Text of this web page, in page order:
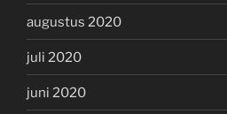
augustus 2020
juli 2020
juni 2020